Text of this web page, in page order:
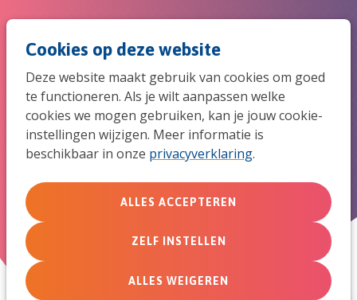
Cookies op deze website
Deze website maakt gebruik van cookies om goed
te functioneren. Als je wilt aanpassen welke
cookies we mogen gebruiken, kan je jouw cookie-
instellingen wijzigen. Meer informatie is
beschikbaar in onze privacyverklaring.
ALLES ACCEPTEREN
ZELF INSTELLEN
ALLES WEIGEREN
naar
de
INNOV8-conferentie ME &
YOUth
Van dinsdag 7 mei 2019 om 09:30 uur t/m woensdag 8
mei 2019 om 16:00 uur